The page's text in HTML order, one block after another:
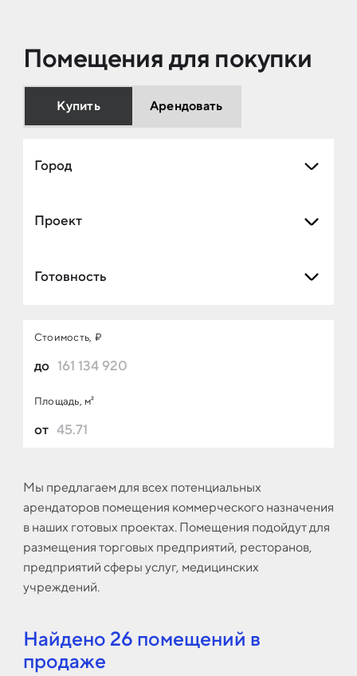
Помещения для покупки
Купить Арендовать
Город
Проект
Готовность
Стоимость, ₽
до
Площадь, м²
от
Мы предлагаем для всех потенциальных
арендаторов помещения коммерческого назначения
в наших готовых проектах. Помещения подойдут для
размещения торговых предприятий, ресторанов,
предприятий сферы услуг, медицинских
учреждений.
Найдено 26 помещений в
продаже